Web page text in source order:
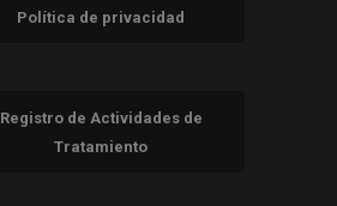
Política de privacidad
Registro de Actividades de
Tratamiento